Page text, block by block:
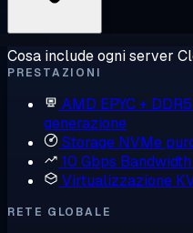
Cosa include ogni server
PRESTAZIONI
AMD EPYC + DDR5
generazione
Storage NVMe
10 Gbps Bandwidth
Virtualizzazione
RETE GLOBALE